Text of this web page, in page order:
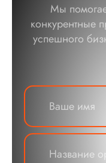
Мы
конкурентные
успешного